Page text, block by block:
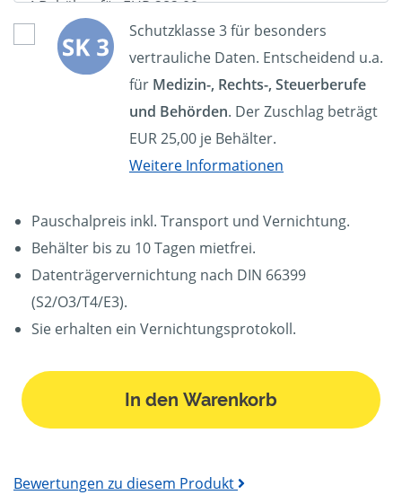
Schutzklasse 3 für besonders
vertrauliche Daten. Entscheidend u.a.
für Medizin-, Rechts-, Steuerberufe
und Behörden. Der Zuschlag beträgt
EUR 25,00 je Behälter.
Weitere Informationen
Pauschalpreis inkl. Transport und Vernichtung.
Behälter bis zu 10 Tagen mietfrei.
Datenträgervernichtung nach DIN 66399
(S2/O3/T4/E3).
Sie erhalten ein Vernichtungsprotokoll.
In den Warenkorb
Bewertungen zu diesem Produkt